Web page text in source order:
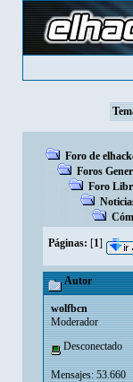
Foro de
Foros
Foro
Páginas: [1]
Autor
wolfbcn
Moderador
Desconectado
Mensajes: 53.660